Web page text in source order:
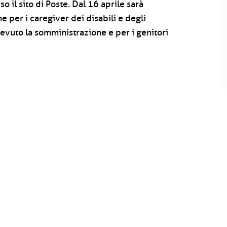
il sito di Poste. Dal 16 aprile sarà
per i caregiver dei disabili e degli
la somministrazione e per i genitori